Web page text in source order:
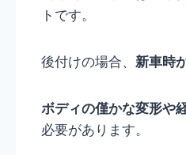
トです。
後付けの場合、 新車時
ボディの僅かな変形や
必要があります。